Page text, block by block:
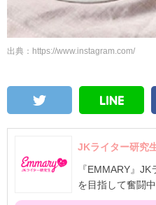
出典：https://www.instagram.com/
JKライター研究
『EMMARY』
を目指して奮闘